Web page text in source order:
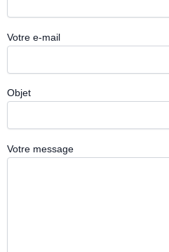
Votre e-mail
Objet
Votre message